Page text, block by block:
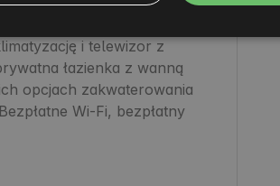
i telewizor z
łazienka z wanną
opcjach zakwaterowania
Wi-Fi, bezpłatny